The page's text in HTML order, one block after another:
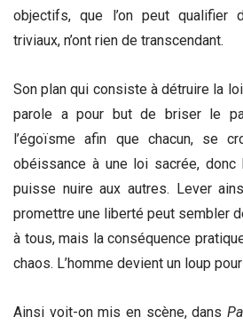
objectifs, que l’on peut qualifier
triviaux, n’ont rien de transcendant.
Son plan qui consiste à détruire la
parole a pour but de briser le
l’égoïsme afin que chacun, se
obéissance à une loi sacrée,
puisse nuire aux autres. Lever
promettre une liberté peut sembler
à tous, mais la conséquence
chaos. L’homme devient un loup
Ainsi voit-on mis en scène, dans